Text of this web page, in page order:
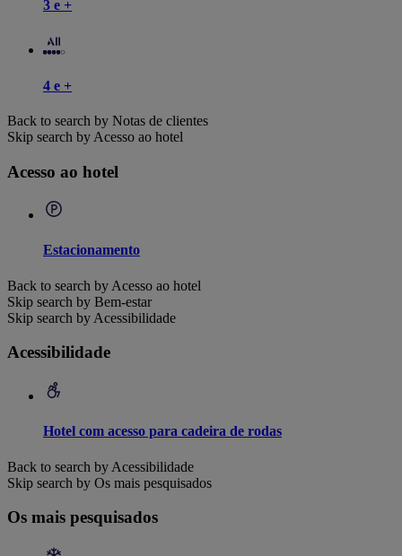
3 e +
4 e +
Back to search by Notas de clientes
Skip search by Acesso ao hotel
Acesso ao hotel
Estacionamento
Back to search by Acesso ao hotel
Skip search by Bem-estar
Skip search by Acessibilidade
Acessibilidade
Hotel com acesso para cadeira de rodas
Back to search by Acessibilidade
Skip search by Os mais pesquisados
Os mais pesquisados